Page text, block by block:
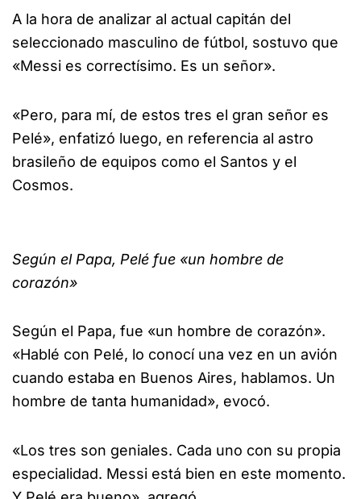
A la hora de analizar al actual capitán del
seleccionado masculino de fútbol, sostuvo que
«Messi es correctísimo. Es un señor».
«Pero, para mí, de estos tres el gran señor es
Pelé», enfatizó luego, en referencia al astro
brasileño de equipos como el Santos y el
Cosmos.
Según el Papa, Pelé fue «un hombre de
corazón»
Según el Papa, fue «un hombre de corazón».
«Hablé con Pelé, lo conocí una vez en un avión
cuando estaba en Buenos Aires, hablamos. Un
hombre de tanta humanidad», evocó.
«Los tres son geniales. Cada uno con su propia
especialidad. Messi está bien en este momento.